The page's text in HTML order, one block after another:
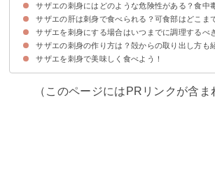
サザエの刺身にはどのような危険性がある？食中
サザエにはサザエノハラムシという寄生虫がいるが
サザエは貝毒の心配もほとんどない
ただしサザエを生刺身で食べる場合は鮮度に注意
サザエの肝は刺身で食べられる？可食部はどこま
サザエは肝やオレンジ色の部分も生で食べられる
サザエを刺身にする場合はいつまでに調理するべ
サザエは生きている状態で2~3日以内に食べよう
サザエが腐っている・食べてはいけない場合の特徴
サザエの刺身の作り方は？殻からの取り出し方も
サザエを刺身で美味しく食べよう！
（このページにはPRリンクが含ま